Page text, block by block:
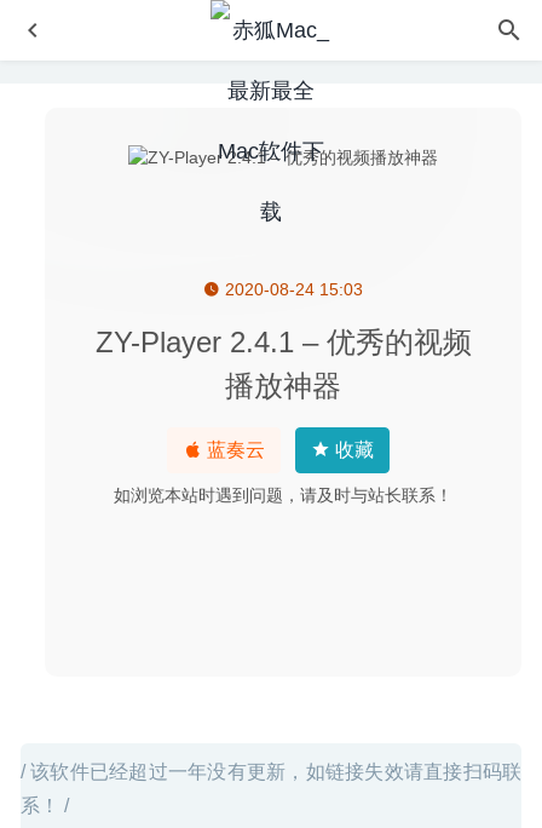
2020-08-24 15:03
ZY-Player 2.4.1 – 优秀的视频
播放神器
蓝奏云 收藏
如浏览本站时遇到问题，请及时与站长联系！
/ 该软件已经超过一年没有更新，如链接失效请直接扫码联
系！ /
Sharks 3D 2.0.0 – 海洋鲨鱼动态桌面壁纸
ImageRanger Pro Edition 1.7.5.1605 – 图片管理软件
Rumpus Pro 10.0.9 – 专业 FTP 服务器搭建软件
Affinity Designer 2.6.5 中文版-最流畅的矢量图形设计工具
2025-10-28